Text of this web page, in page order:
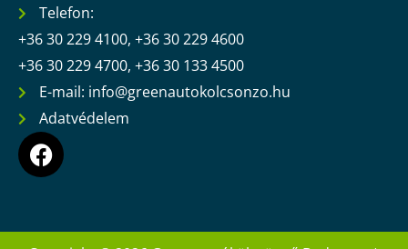
Telefon:
+36 30 229 4100, +36 30 229 4600
+36 30 229 4700, +36 30 133 4500
E-mail: info@greenautokolcsonzo.hu
Adatvédelem
F
a
c
b